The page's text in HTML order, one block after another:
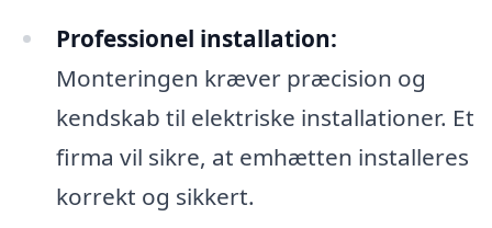
Professionel installation:
Monteringen kræver præcision og
kendskab til elektriske installationer. Et
firma vil sikre, at emhætten installeres
korrekt og sikkert.